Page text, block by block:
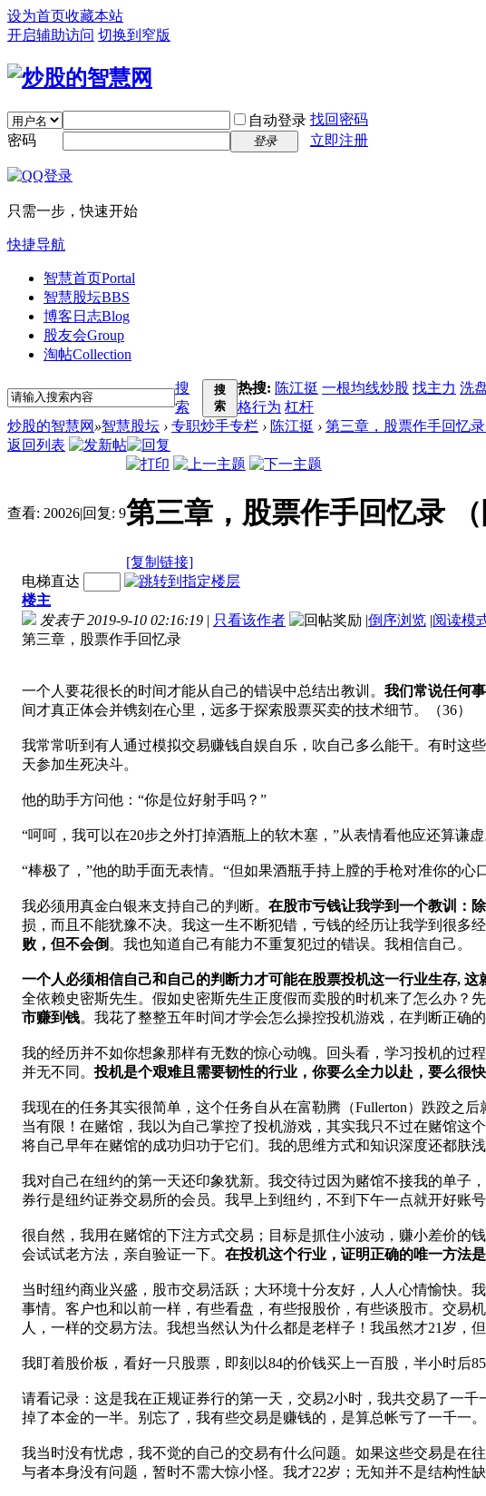
设为首页收藏本站
开启辅助访问 切换到窄版
自动登录 找回密码
密码
登录 立即注册
只需一步，快速开始
快捷导航
智慧首页Portal
智慧股坛BBS
博客日志Blog
股友会Group
淘帖Collection
搜
索
搜
索
热搜: 陈江挺 一根均线炒股 找主力 洗
格行为 杠杆
炒股的智慧网 »智慧股坛 › 专职炒手专栏 › 陈江挺 › 第三章，股票作手回忆
返回列表
查看: 20026|回复: 9第三章，股票作手回忆录 （
[复制链接]
电梯直达
楼主
发表于 2019-9-10 02:16:19 | 只看该作者 |倒序浏览 |阅读模
第三章，股票作手回忆录
一个人要花很长的时间才能从自己的错误中总结出教训。 我们常说任何
间才真正体会并镌刻在心里，远多于探索股票买卖的技术细节。（36）
我常常听到有人通过模拟交易赚钱自娱自乐，吹自己多么能干。有时这
天参加生死决斗。
他的助手方问他：“你是位好射手吗？”
“呵呵，我可以在20步之外打掉酒瓶上的软木塞，”从表情看他应还算谦虚
“棒极了，”他的助手面无表情。“但如果酒瓶手持上膛的手枪对准你的心
我必须用真金白银来支持自己的判断。 在股市亏钱让我学到一个教训：
损，而且不能犹豫不决。我这一生不断犯错，亏钱的经历让我学到很多经
败，但不会倒 。我也知道自己有能力不重复犯过的错误。我相信自己。
一个人必须相信自己和自己的判断力才可能在股票投机这一行业生存, 这
全依赖史密斯先生。假如史密斯先生正度假而卖股的时机来了怎么办？先
市赚到钱。我花了整整五年时间才学会怎么操控投机游戏，在判断正确的
我的经历并不如你想象那样有无数的惊心动魄。回头看，学习投机的过
并无不同。投机是个艰难且需要韧性的行业，你要么全力以赴，要么很
我现在的任务其实很简单，这个任务自从在富勒腾（Fullerton）跌跤之
当有限！在赌馆，我以为自己掌控了投机游戏，其实我只不过在赌馆这
将自己早年在赌馆的成功归功于它们。我的思维方式和知识深度还都肤
我对自己在纽约的第一天还印象犹新。我交待过因为赌馆不接我的单子
券行是纽约证券交易所的会员。我早上到纽约，不到下午一点就开好账号
很自然，我用在赌馆的下注方式交易；目标是抓住小波动，赚小差价的
会试试老方法，亲自验证一下。 在投机这个行业，证明正确的唯一方法
当时纽约商业兴盛，股市交易活跃；大环境十分友好，人人心情愉快。
事情。客户也和以前一样，有些看盘，有些报股价，有些谈股市。交易
人，一样的交易方法。我想当然认为什么都是老样子！我虽然才21岁，
我盯着股价板，看好一只股票，即刻以84的价钱买上一百股，半小时后
请看记录：这是我在正规证券行的第一天，交易2小时，我共交易了一
掉了本金的一半。别忘了，我有些交易是赚钱的，是算总帐亏了一千一。
我当时没有忧虑，我不觉的自己的交易有什么问题。如果这些交易是在
与者本身没有问题，暂时不需大惊小怪。我才22岁；无知并不是结构性缺